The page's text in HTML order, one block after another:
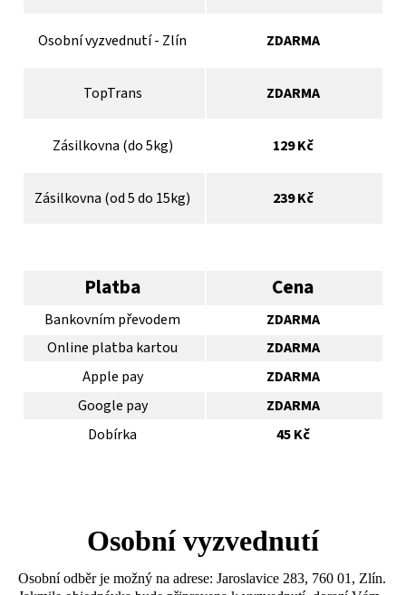
Osobní vyzvednutí - Zlín ZDARMA
TopTrans ZDARMA
Zásilkovna (do 5kg) 129 Kč
Zásilkovna (od 5 do 15kg) 239 Kč
Platba Cena
Bankovním převodem
ZDARMA
Online platba kartou
ZDARMA
Apple pay
ZDARMA
Google pay
ZDARMA
Dobírka
45 Kč
Osobní vyzvednutí
Osobní odběr je možný na adrese: Jaroslavice 283, 760 01, Zlín.